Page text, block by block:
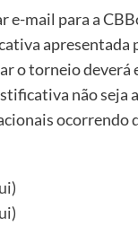
mail para a
apresentada
o torneio
não
)
)